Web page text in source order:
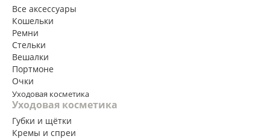
Все аксессуары
Кошельки
Ремни
Стельки
Вешалки
Портмоне
Очки
Уходовая косметика
Уходовая косметика
Губки и щётки
Кремы и спреи